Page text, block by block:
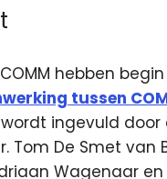
hebben
tussen
ingevuld
Tom De Smet
Wagenaar